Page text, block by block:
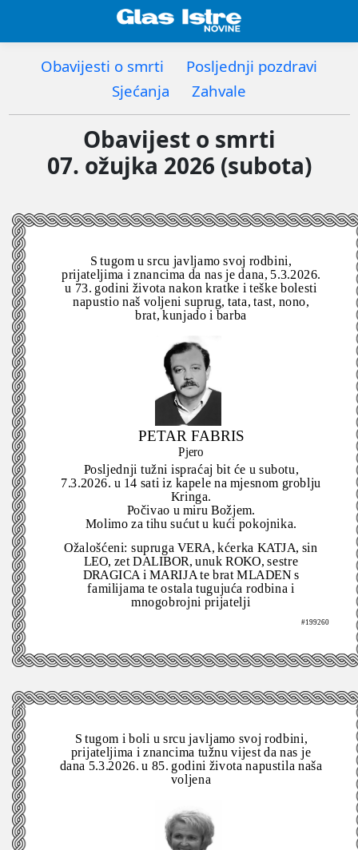
Obavijesti o smrti
Posljednji pozdravi
Sjećanja
Zahvale
Obavijest o smrti
07. ožujka 2026 (subota)
S tugom u srcu javljamo svoj rodbini,
prijateljima i znancima da nas je dana, 5.3.2026.
u 73. godini života nakon kratke i teške bolesti
napustio naš voljeni suprug, tata, tast, nono,
brat, kunjado i barba
PETAR FABRIS
Pjero
Posljednji tužni ispraćaj bit će u subotu,
7.3.2026. u 14 sati iz kapele na mjesnom groblju
Kringa.
Počivao u miru Božjem.
Molimo za tihu sućut u kući pokojnika.
Ožalošćeni: supruga VERA, kćerka KATJA, sin
LEO, zet DALIBOR, unuk ROKO, sestre
DRAGICA i MARIJA te brat MLADEN s
familijama te ostala tugujuća rodbina i
mnogobrojni prijatelji
#199260
S tugom i boli u srcu javljamo svoj rodbini,
prijateljima i znancima tužnu vijest da nas je
dana 5.3.2026. u 85. godini života napustila naša
voljena